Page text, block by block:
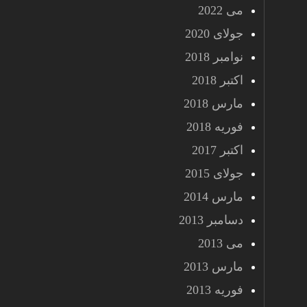
می 2022
جولای 2020
نوامبر 2018
اکتبر 2018
مارس 2018
فوریه 2018
اکتبر 2017
جولای 2015
مارس 2014
دسامبر 2013
می 2013
مارس 2013
فوریه 2013